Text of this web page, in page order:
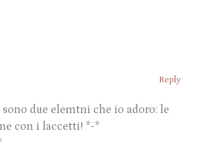
Reply
due elemtni che io adoro: le
con i laccetti! *-*